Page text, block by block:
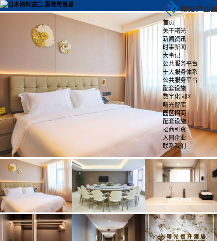
首页
关于曙光
新闻资讯
时事新闻
大事记
公共服务平台
十大服务体系
公共服务平台
配套设施
数字化园区
曙光智库
园区招商
配套设施
招商引资
入园企业
联系我们